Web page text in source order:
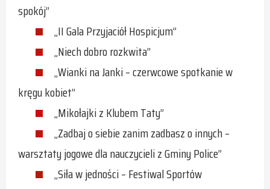
spokój”
„II Gala Przyjaciół Hospicjum”
„Niech dobro rozkwita”
„Wianki na Janki – czerwcowe spotkanie w
kręgu kobiet”
„Mikołajki z Klubem Taty”
„Zadbaj o siebie zanim zadbasz o innych –
warsztaty jogowe dla nauczycieli z Gminy Police”
„Siła w jedności – Festiwal Sportów